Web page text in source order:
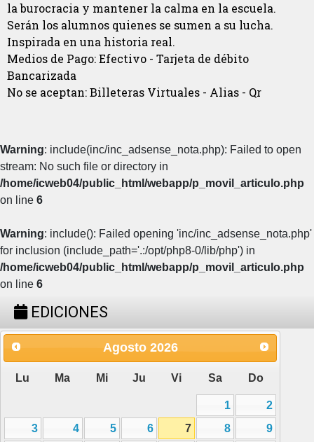
la burocracia y mantener la calma en la escuela.
Serán los alumnos quienes se sumen a su lucha.
Inspirada en una historia real.
Medios de Pago: Efectivo - Tarjeta de débito
Bancarizada
No se aceptan: Billeteras Virtuales - Alias - Qr
Warning: include(inc/inc_adsense_nota.php): Failed to open
stream: No such file or directory in
/home/icweb04/public_html/webapp/p_movil_articulo.php
on line 6
Warning: include(): Failed opening 'inc/inc_adsense_nota.php'
for inclusion (include_path='.:/opt/php8-0/lib/php') in
/home/icweb04/public_html/webapp/p_movil_articulo.php
on line 6
EDICIONES
Agosto 2026
Lu Ma Mi Ju Vi Sa Do
1
2
3
4 5 6 7 8
9